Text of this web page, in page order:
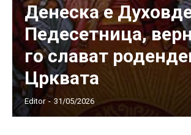
Денеска е
Педесетница,
го слават
Црквата
Editor - 31/05/2026